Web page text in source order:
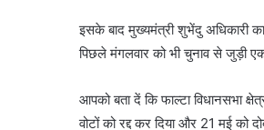
इसके बाद मुख्यमंत्री शुभेंदु अधिकारी
पिछले मंगलवार को भी चुनाव से जुड़ी
आपको बता दें कि फाल्टा विधानसभा
वोटों को रद्द कर दिया और 21 मई को